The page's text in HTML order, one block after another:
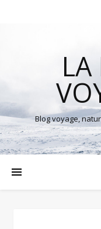
Blog voyage,